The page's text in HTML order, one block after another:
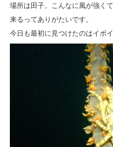
場所は田子。こんなに風が強く
来るってありがたいです。
今日も最初に見つけたのはイボイ